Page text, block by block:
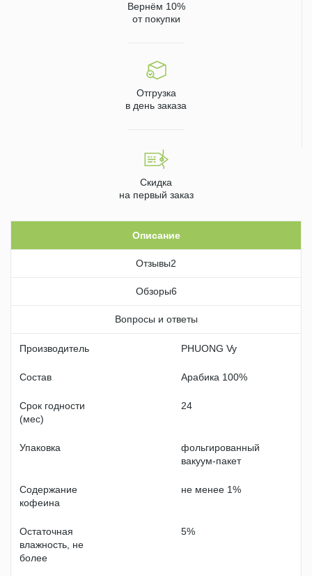
Вернём 10%
от покупки
Отгрузка
в день заказа
Скидка
на первый заказ
Описание
Отзывы2
Обзоры6
Вопросы и ответы
Производитель PHUONG Vy
Состав Арабика 100%
Срок годности
(мес)
24
Упаковка
фольгированный
вакуум-пакет
Содержание
кофеина
не менее 1%
Остаточная
влажность, не
более
5%